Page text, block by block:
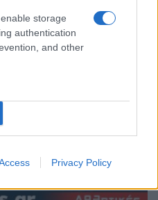
storage
authentication
and other
Privacy Policy
2022, 9:00 ΜΜ